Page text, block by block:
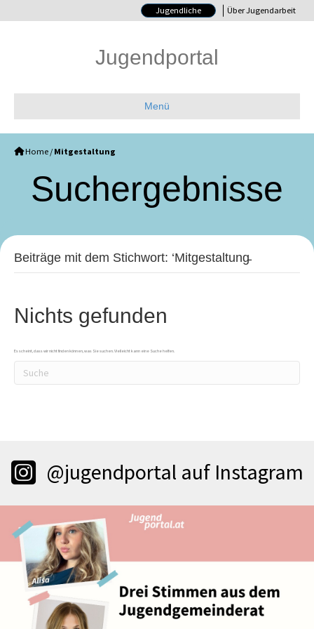
Jugendliche Über Jugendarbeit
Jugendportal
Menü
Home / Mitgestaltung
Such­ergebnisse
Beiträge mit dem Stichwort: ‘Mitgestaltung̵
Nichts gefunden
Es scheint, dass wir nicht finden können, was Sie suchen. Vielleicht kann eine Suche helfen.
@jugendportal auf Instagram